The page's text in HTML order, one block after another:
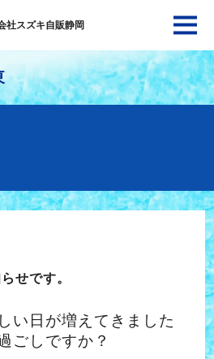
社スズキ自販静岡
せです。
い日が増えてきました
ごしですか？